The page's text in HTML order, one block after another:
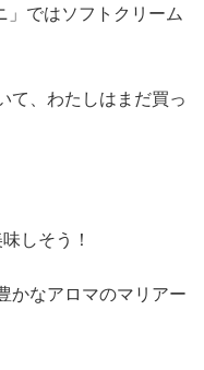
」ではソフトクリーム
て、わたしはまだ買っ
しそう！
かなアロマのマリアー